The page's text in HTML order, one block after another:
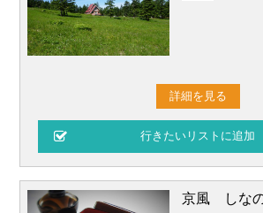
詳細を見る
京風 しな